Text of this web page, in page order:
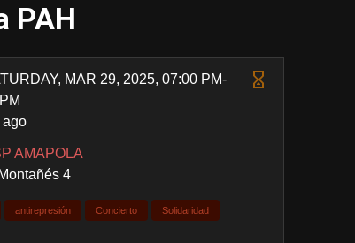
PAH
MAR 29, 2025, 07:00 PM-
ago
AMAPOLA
4
antirepresión Concierto Solidaridad